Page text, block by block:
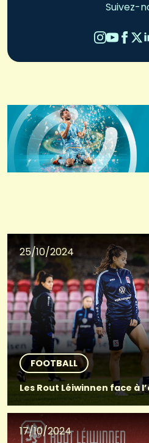
Suivez-
25/10/2024
FOOTBALL
Les Rout Léiwinnen face à
17/10/2024